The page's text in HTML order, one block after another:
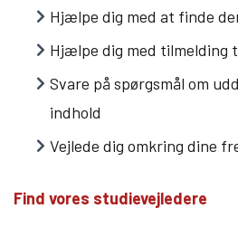
VUC OG EFTERUDDANNELSE
VUC (HF-enkeltfag, AVU, FVU,
Efteruddannelse (AMU)
Om Viden Djurs
Mød os
Hjælpe dig med at finde
Hjælpe dig med tilmelding
Svare på spørgsmål om
indhold
Vejlede dig omkring dine
Find vores studievejledere